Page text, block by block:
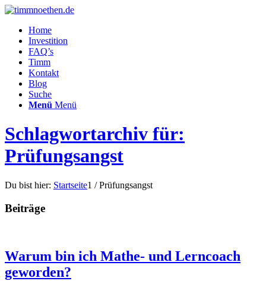
Home
Investition
FAQ’s
Timm
Kontakt
Blog
Suche
Menü Menü
Schlagwortarchiv für:
Prüfungsangst
Du bist hier: Startseite1 / Prüfungsangst
Beiträge
Warum bin ich Mathe- und Lerncoach
geworden?